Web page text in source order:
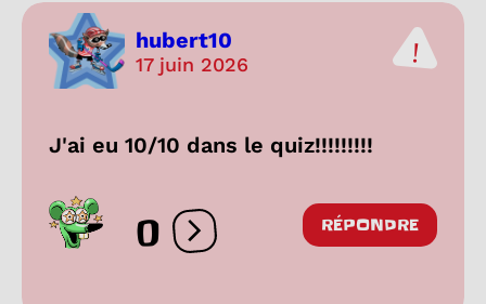
hubert10
17 juin 2026
J'ai eu 10/10 dans le quiz!!!!!!!!!
0 Ouvrir les réactions
RÉPONDRE